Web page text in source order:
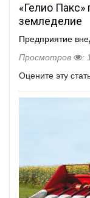
«Гелио Пакс»
земледелие
Предприятие
Просмотров
:
Оцените эту